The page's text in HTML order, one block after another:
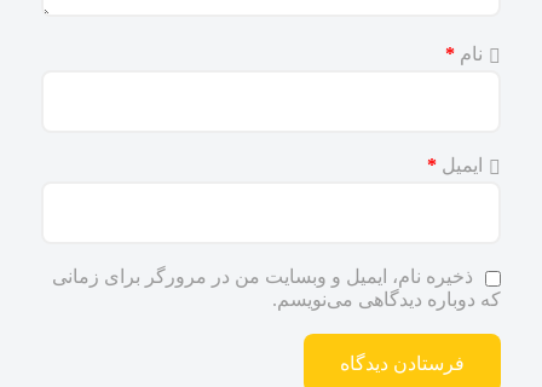
نام *
ایمیل *
ذخیره نام، ایمیل و وبسایت من در مرورگر برای زمانی
که دوباره دیدگاهی می‌نویسم.